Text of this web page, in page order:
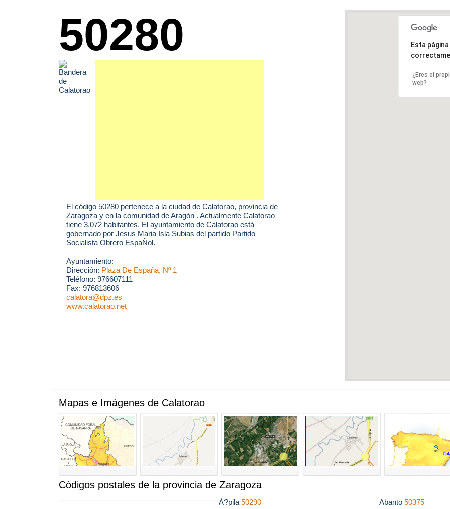
50280
El código 50280 pertenece a la ciudad de Calatorao, provincia de
Zaragoza y en la comunidad de Aragón . Actualmente Calatorao
tiene 3.072 habitantes. El ayuntamiento de Calatorao está
gobernado por Jesus Maria Isla Subias del partido Partido
Socialista Obrero EspaÑol.
Ayuntamiento:
Dirección: Plaza De España, Nº 1
Teléfono: 976607111
Fax: 976813606
calatora@dpz.es
www.calatorao.net
Esta
¿Eres el
web?
Mapas e Imágenes de Calatorao
Códigos postales de la provincia de Zaragoza
Á?pila50290 Abanto50375